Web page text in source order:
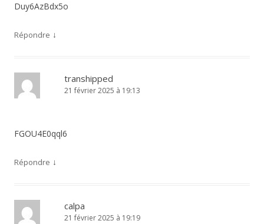
Duy6AzBdx5o
Répondre ↓
transhipped
21 février 2025 à 19:13
FGOU4E0qql6
Répondre ↓
calpa
21 février 2025 à 19:19